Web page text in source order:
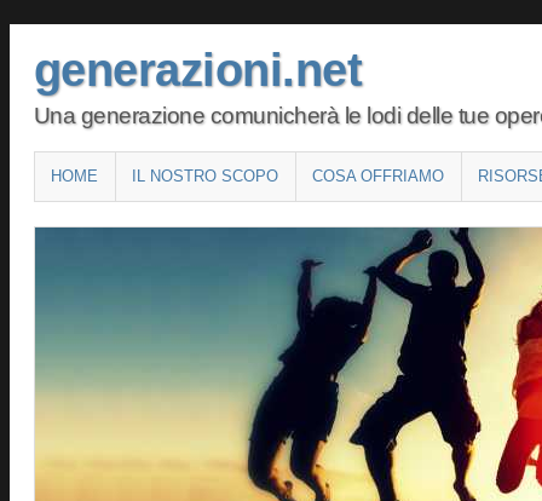
generazioni.net
Una generazione comunicherà le lodi delle tue
Main menu
SKIP
TO
HOME IL NOSTRO SCOPO COSA OFFRIAMO